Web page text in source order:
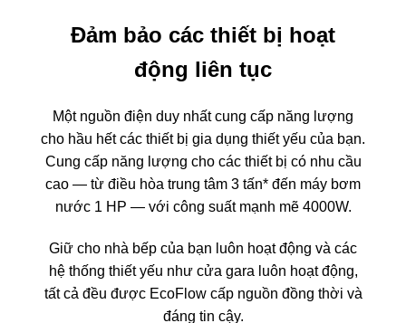
Đảm bảo các thiết bị hoạt
động liên tục
Một nguồn điện duy nhất cung cấp năng lượng
cho hầu hết các thiết bị gia dụng thiết yếu của bạn.
Cung cấp năng lượng cho các thiết bị có nhu cầu
cao — từ điều hòa trung tâm 3 tấn* đến máy bơm
nước 1 HP — với công suất mạnh mẽ 4000W.
Giữ cho nhà bếp của bạn luôn hoạt động và các
hệ thống thiết yếu như cửa gara luôn hoạt động,
tất cả đều được EcoFlow cấp nguồn đồng thời và
đáng tin cậy.